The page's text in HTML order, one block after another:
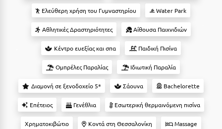
Ελληνικό Αρκαδίας
Ελούντα Κρήτης
Ευρυτανία
Ελεύθερη χρήση του Γυμναστηρίου Water Park
Αθλητικές Δραστηριότητες Αίθουσα Παιχνιδιών
Κέντρο ευεξίας και σπα Παιδική Πισίνα
Ομπρέλες Παραλίας Ιδιωτική Παραλία
Διαμονή σε ξενοδοχείο 5* Σάουνα Bachelorette
Επέτειος Γενέθλια Εσωτερική θερμαινόμενη πισίνα
Χρηματοκιβώτιο Κοντά στη Θεσσαλονίκη Massage